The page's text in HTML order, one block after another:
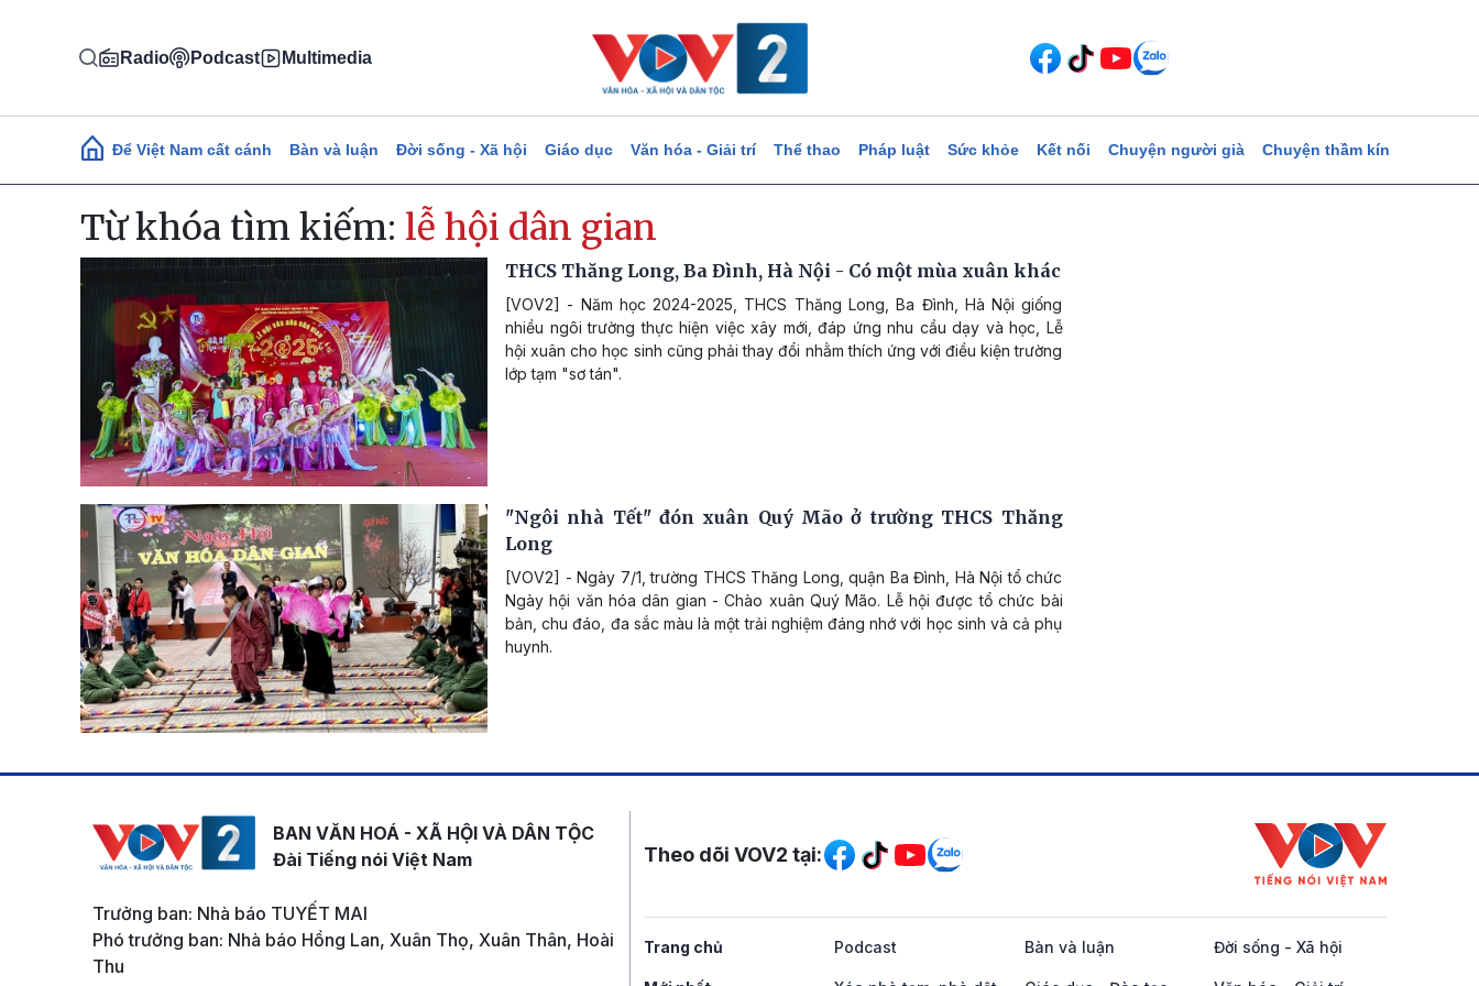
Radio Podcast Multimedia
Main navigation
Để Việt Nam cất cánh Bàn và luận Đời sống - Xã hội Giáo dục Văn hóa - Giải trí Thể thao Pháp luật Sức khỏe Kết nối Chuyện người già Chuyện thầm kín
Từ khóa tìm kiếm: lễ hội dân gian
THCS Thăng Long, Ba Đình, Hà Nội - Có một mùa xuân khác
[VOV2] - Năm học 2024-2025, THCS Thăng Long, Ba Đình, Hà Nội giống
nhiều ngôi trường thực hiện việc xây mới, đáp ứng nhu cầu dạy và học, Lễ
hội xuân cho học sinh cũng phải thay đổi nhằm thích ứng với điều kiện trường
lớp tạm "sơ tán".
"Ngôi nhà Tết" đón xuân Quý Mão ở trường THCS Thăng
Long
[VOV2] - Ngày 7/1, trường THCS Thăng Long, quận Ba Đình, Hà Nội tổ chức
Ngày hội văn hóa dân gian - Chào xuân Quý Mão. Lễ hội được tổ chức bài
bản, chu đáo, đa sắc màu là một trải nghiệm đáng nhớ với học sinh và cả phụ
huynh.
BAN VĂN HOÁ - XÃ HỘI VÀ DÂN TỘC
Đài Tiếng nói Việt Nam
Trưởng ban: Nhà báo TUYẾT MAI
Phó trưởng ban: Nhà báo Hồng Lan, Xuân Thọ, Xuân Thân, Hoài
Thu
Mạng xã hội
Theo dõi VOV2 tại:
Trang chủ Podcast Bàn và luận Đời sống - Xã hội